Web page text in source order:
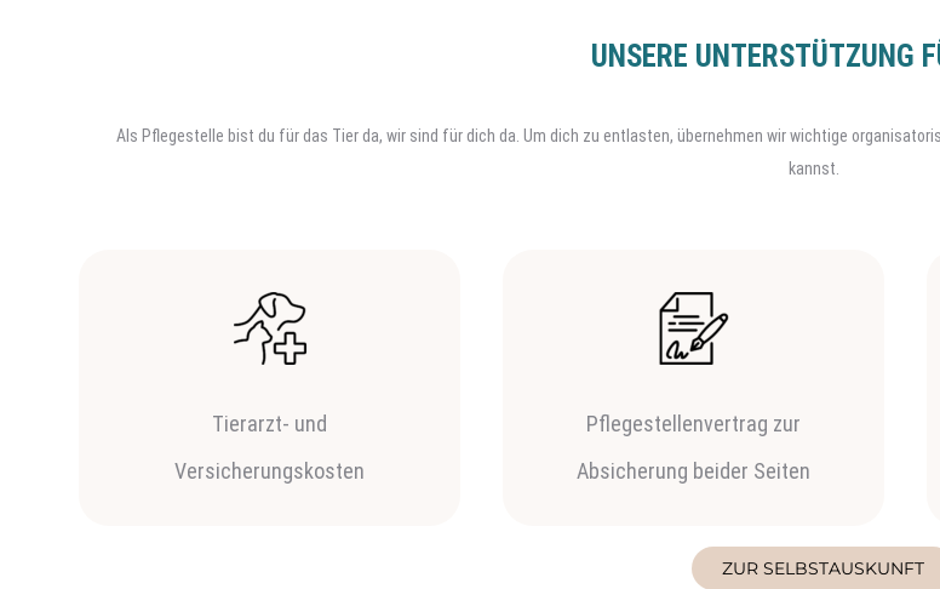
UNSERE UNTERSTÜTZUNG
Als Pflegestelle bist du für das Tier da, wir sind für dich da. Um dich zu entlasten, übernehmen wir wichtige
kannst.
Tierarzt- und
Versicherungskosten
Pflegestellenvertrag zur
Absicherung beider Seiten
ZUR SELBSTAUSKUNFT